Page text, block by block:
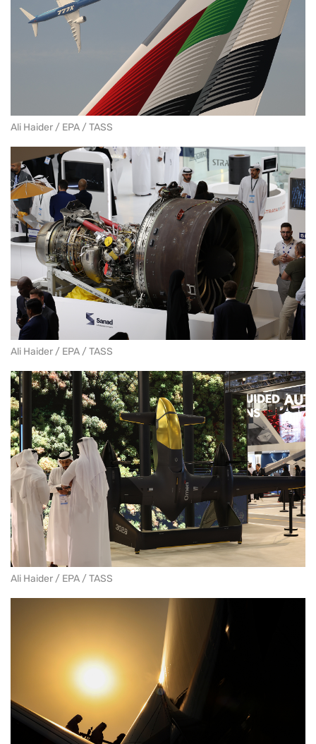
Ali Haider / EPA / TASS
Ali Haider / EPA / TASS
Ali Haider / EPA / TASS